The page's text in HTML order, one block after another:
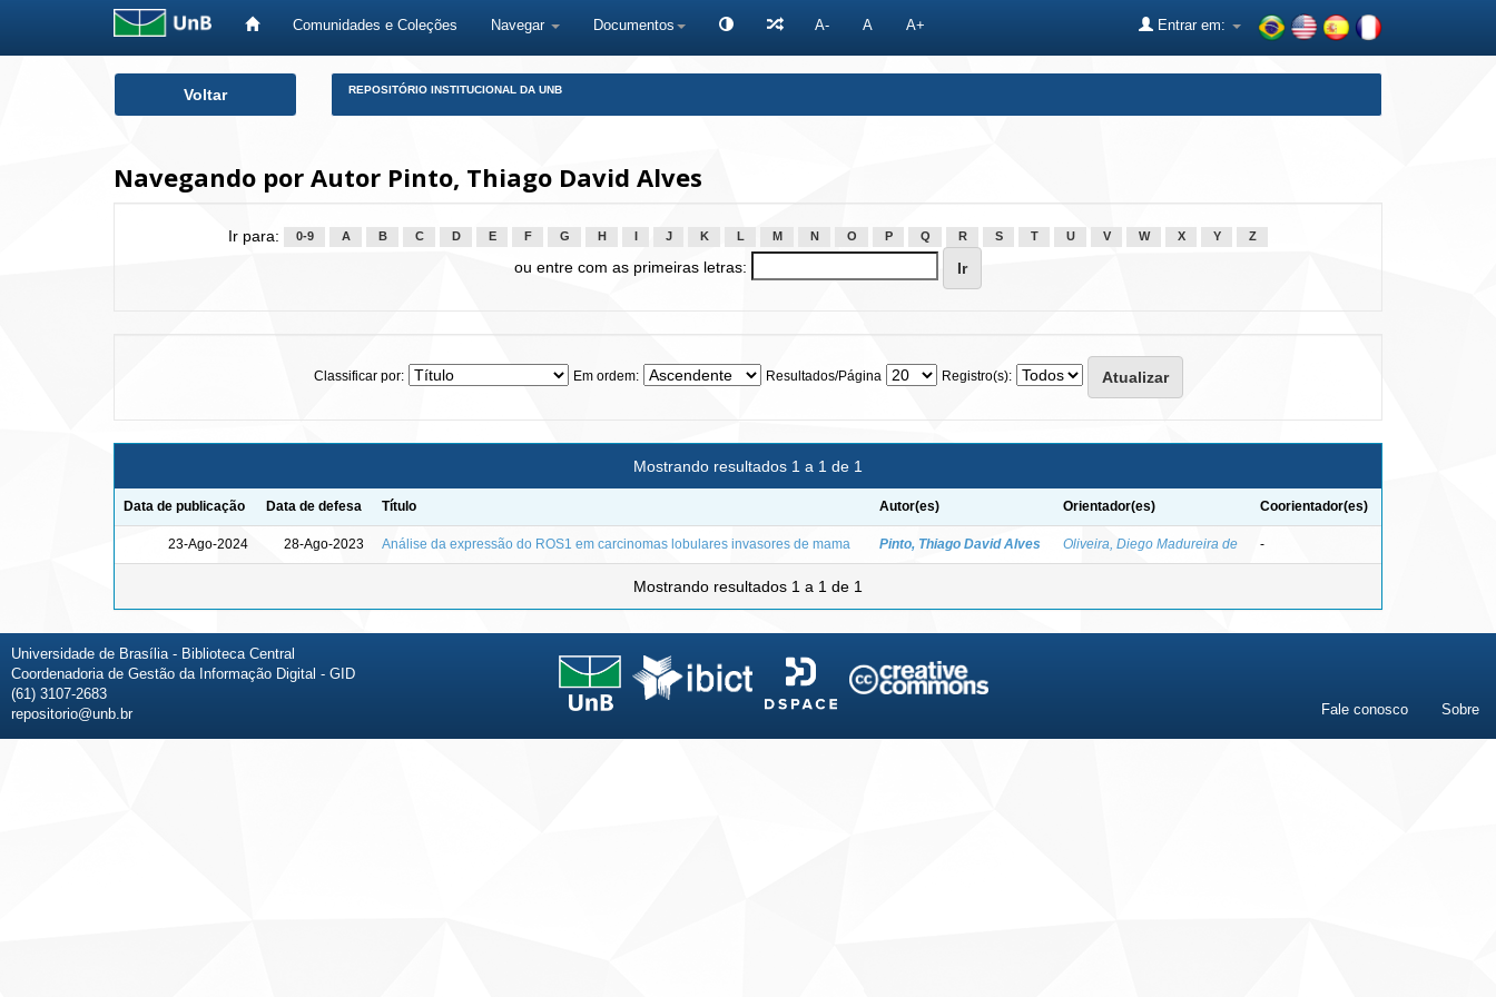
Comunidades e Coleções Navegar Documentos A- A A+ Entrar em:
Voltar REPOSITÓRIO INSTITUCIONAL DA UNB
Navegando por Autor Pinto, Thiago David Alves
Ir para: 0-9 A B C D E F G H J K L M N O P Q R S T U V W X Y Z
ou entre com as primeiras letras:
Classificar por: Em ordem: Resultados/Página Registro(s):
Mostrando resultados 1 a 1 de 1
Data de publicação Data de defesa Título Autor(es) Orientador(es) Coorientador(es)
23-Ago-2024 28-Ago-2023 Análise da expressão do ROS1 em carcinomas lobulares invasores de mama Pinto, Thiago David Alves Oliveira, Diego Madureira de -
Mostrando resultados 1 a 1 de 1
Universidade de Brasília - Biblioteca Central
Coordenadoria de Gestão da Informação Digital - GID
(61) 3107-2683
repositorio@unb.br
Fale conosco Sobre